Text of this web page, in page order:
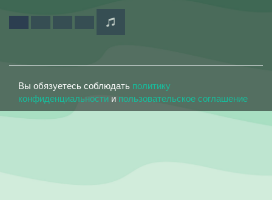
Вы обязуетесь соблюдать политику
конфиденциальности и пользовательское соглашение